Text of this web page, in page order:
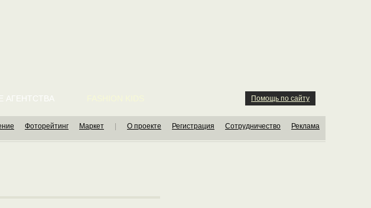
АГЕНТСТВА Помощь по сайту
Фоторейтинг Маркет О проекте Регистрация Сотрудничество Реклама